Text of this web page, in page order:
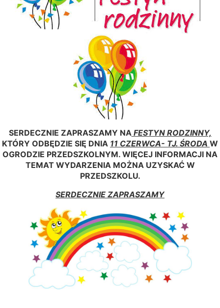
SERDECZNIE ZAPRASZAMY NAFESTYN RODZINNY,
KTÓRY ODBĘDZIE SIĘ DNIA 11 CZERWCA- TJ. ŚRODA W
OGRODZIE PRZEDSZKOLNYM. WIĘCEJ INFORMACJI NA
TEMAT WYDARZENIA MOŻNA UZYSKAĆ W
PRZEDSZKOLU.
SERDECZNIE ZAPRASZAMY